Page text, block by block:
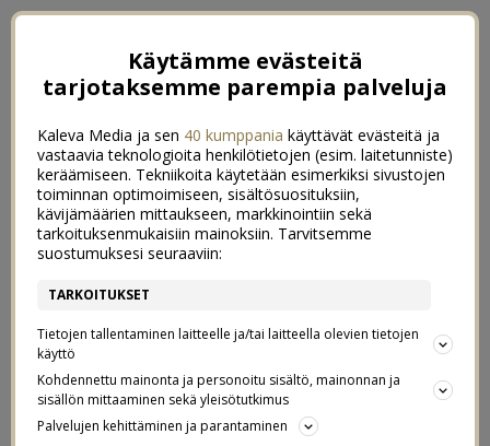
KARATEKID MALTILLISET JOULUJÄRJESTELYT
Käytämme evästeitä
tarjotaksemme parempia palveluja
Kaleva Media ja sen 40 kumppania käyttävät evästeitä ja
vastaavia teknologioita henkilötietojen (esim. laitetunniste)
keräämiseen. Tekniikoita käytetään esimerkiksi sivustojen
toiminnan optimoimiseen, sisältösuosituksiin,
kävijämäärien mittaukseen, markkinointiin sekä
tarkoituksenmukaisiin mainoksiin. Tarvitsemme
suostumuksesi seuraaviin:
TARKOITUKSET
Tietojen tallentaminen laitteelle ja/tai laitteella olevien tietojen
käyttö
Kohdennettu mainonta ja personoitu sisältö, mainonnan ja
sisällön mittaaminen sekä yleisötutkimus
Palvelujen kehittäminen ja parantaminen